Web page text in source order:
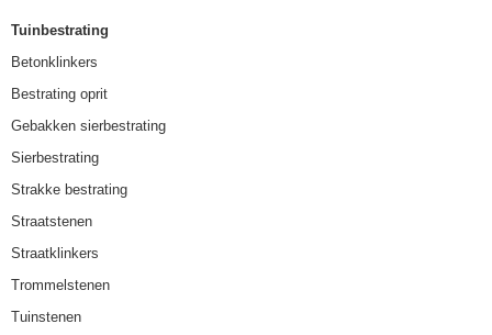
Tuinbestrating
Betonklinkers
Bestrating oprit
Gebakken sierbestrating
Sierbestrating
Strakke bestrating
Straatstenen
Straatklinkers
Trommelstenen
Tuinstenen